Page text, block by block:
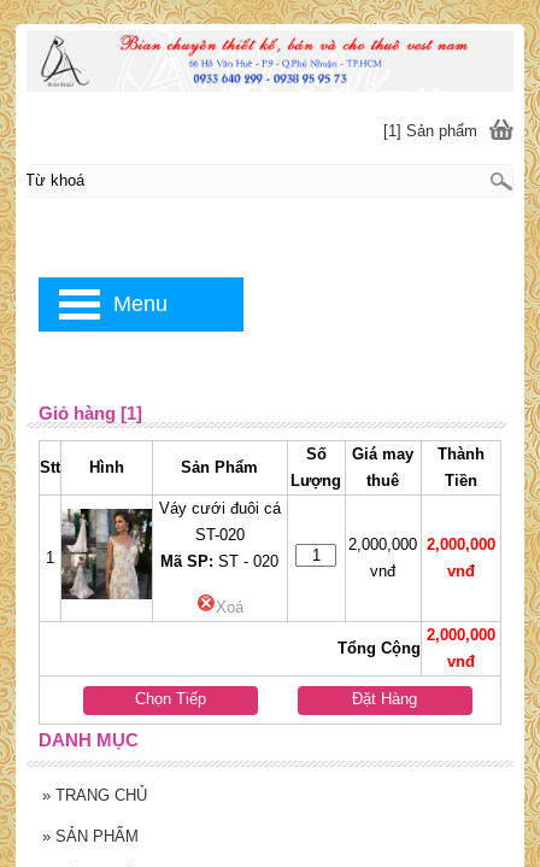
Giỏ hàng [1]
Stt Hình Sản Phẩm
Số
Lượng
Giá may
thuê
Thành
Tiền
1
Váy cưới đuôi cá
ST-020
Mã SP: ST - 020
Xoá
2,000,000
vnđ
2,000,000
vnđ
Tổng Cộng
2,000,000
vnđ
Đặt Hàng
Chọn Tiếp
DANH MỤC
» TRANG CHỦ
» SẢN PHẨM
[1] Sản phẩm
Menu